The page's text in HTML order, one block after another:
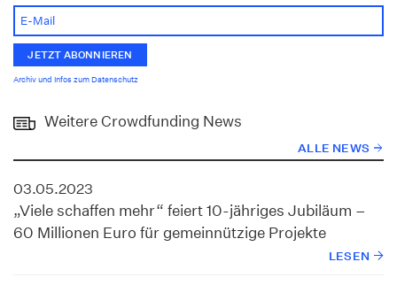
Archiv und Infos zum Datenschutz
Weitere Crowdfunding News
ALLE NEWS
03.05.2023
„Viele schaffen mehr“ feiert 10-jähriges Jubiläum –
60 Millionen Euro für gemeinnützige Projekte
LESEN